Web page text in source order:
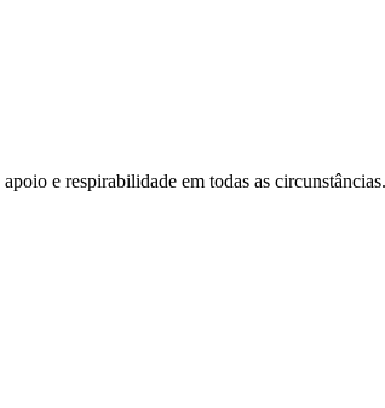
e respirabilidade em todas as circunstâncias.